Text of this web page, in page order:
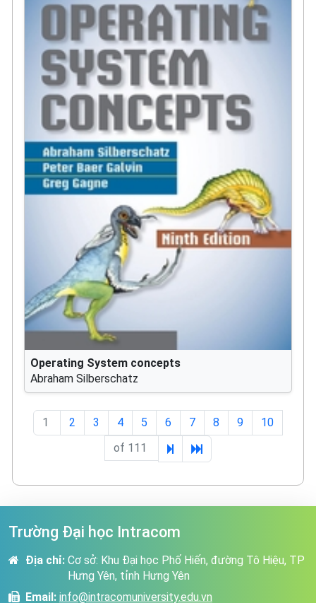
Operating System concepts
Abraham Silberschatz
1 2 3 4 5 6 7 8 9
10
of 111
Trường Đại học Intracom
Địa chỉ: Cơ sở: Khu Đại học Phố Hiến, đường Tô Hiệu, TP
Hưng Yên, tỉnh Hưng Yên
Email: info@intracomuniversity.edu.vn